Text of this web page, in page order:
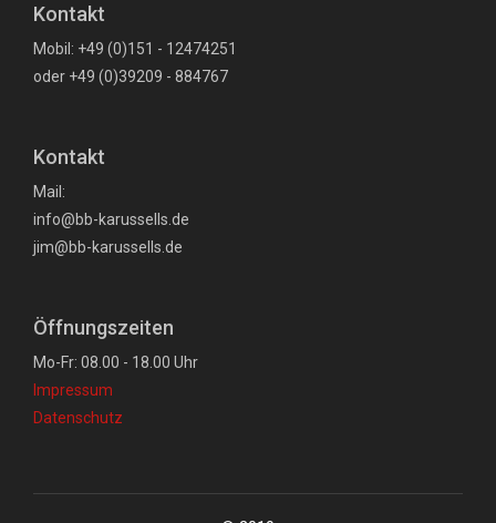
Kontakt
Mobil: +49 (0)151 - 12474251
oder +49 (0)39209 - 884767
Kontakt
Mail:
info@bb-karussells.de
jim@bb-karussells.de
Öffnungszeiten
Mo-Fr: 08.00 - 18.00 Uhr
Impressum
Datenschutz